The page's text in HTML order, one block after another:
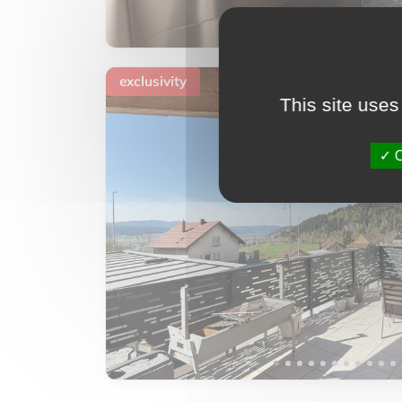
exclusivity
This site